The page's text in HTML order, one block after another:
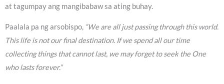
at tagumpay ang mangibabaw sa ating buhay.
Paalala pa ng arsobispo, “We are all just passing through this world.
This life is not our final destination. If we spend all our time
collecting things that cannot last, we may forget to seek the One
who lasts forever.”